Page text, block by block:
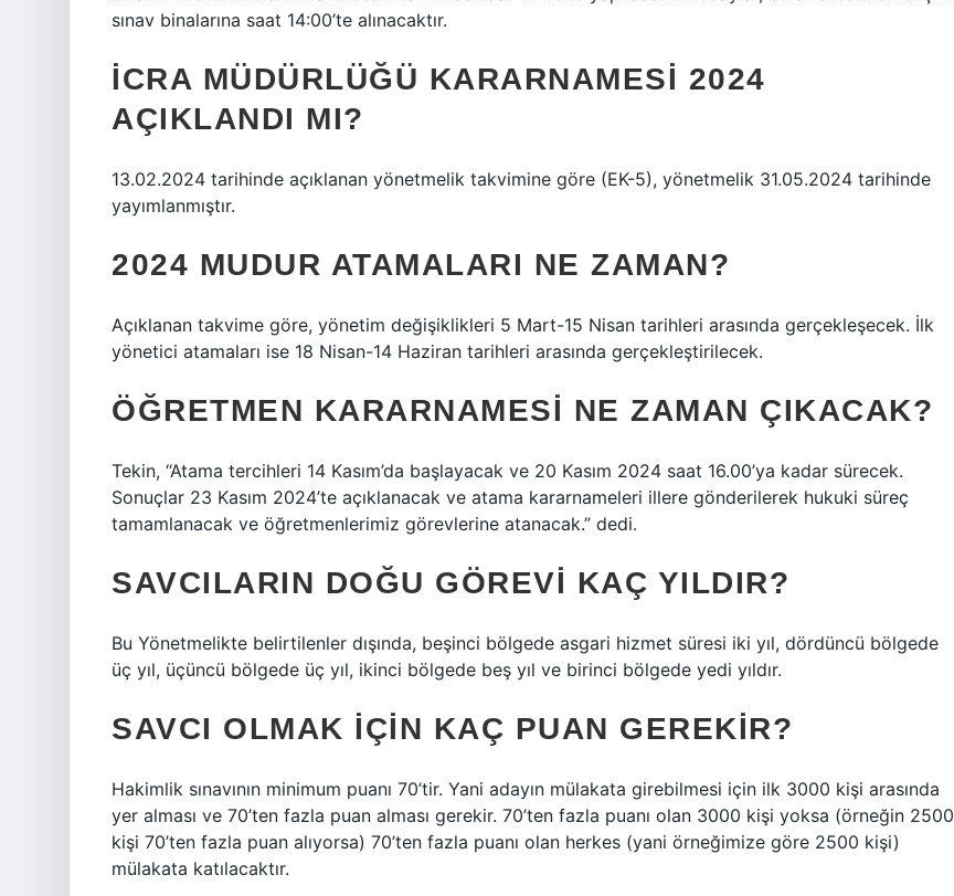
sınav binalarına saat 14:00’te alınacaktır.
İCRA MÜDÜRLÜĞÜ KARARNAMESI 2024
AÇIKLANDI MI?
13.02.2024 tarihinde açıklanan yönetmelik takvimine göre (EK-5), yönetmelik 31.05.2024 tarihinde
yayımlanmıştır.
2024 MUDUR ATAMALARI NE ZAMAN?
Açıklanan takvime göre, yönetim değişiklikleri 5 Mart-15 Nisan tarihleri ​​arasında gerçekleşecek. İlk
yönetici atamaları ise 18 Nisan-14 Haziran tarihleri ​​arasında gerçekleştirilecek.
ÖĞRETMEN KARARNAMESI NE ZAMAN ÇIKACAK?
Tekin, “Atama tercihleri ​​14 Kasım’da başlayacak ve 20 Kasım 2024 saat 16.00’ya kadar sürecek.
Sonuçlar 23 Kasım 2024’te açıklanacak ve atama kararnameleri illere gönderilerek hukuki süreç
tamamlanacak ve öğretmenlerimiz görevlerine atanacak.” dedi.
SAVCILARIN DOĞU GÖREVI KAÇ YILDIR?
Bu Yönetmelikte belirtilenler dışında, beşinci bölgede asgari hizmet süresi iki yıl, dördüncü bölgede
üç yıl, üçüncü bölgede üç yıl, ikinci bölgede beş yıl ve birinci bölgede yedi yıldır.
SAVCI OLMAK IÇIN KAÇ PUAN GEREKIR?
Hakimlik sınavının minimum puanı 70’tir. Yani adayın mülakata girebilmesi için ilk 3000 kişi arasında
yer alması ve 70’ten fazla puan alması gerekir. 70’ten fazla puanı olan 3000 kişi yoksa (örneğin 2500
kişi 70’ten fazla puan alıyorsa) 70’ten fazla puanı olan herkes (yani örneğimize göre 2500 kişi)
mülakata katılacaktır.